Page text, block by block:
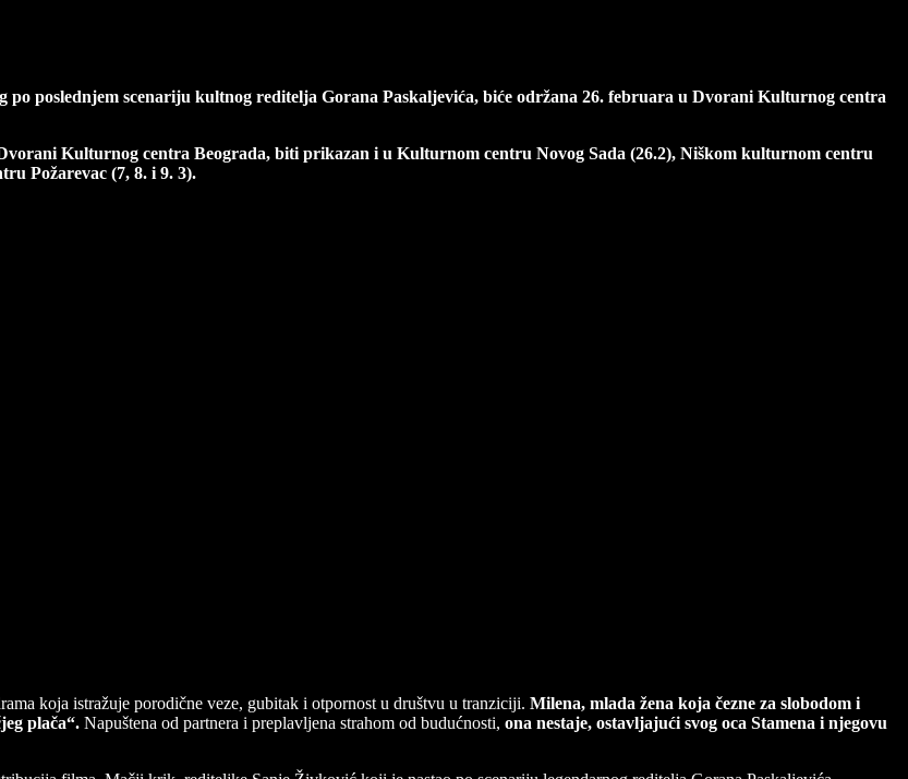
poslednjem scenariju kultnog reditelja Gorana Paskaljevića, biće održana 26. februara u Dvorani Kulturnog centra
Kulturnog centra Beograda, biti prikazan i u Kulturnom centru Novog Sada (26.2), Niškom kulturnom centru
Požarevac (7, 8. i 9. 3).
koja istražuje porodične veze, gubitak i otpornost u društvu u tranziciji. Milena, mlada žena koja čezne za slobodom i
plača“. Napuštena od partnera i preplavljena strahom od budućnosti, ona nestaje, ostavljajući svog oca Stamena i njegovu